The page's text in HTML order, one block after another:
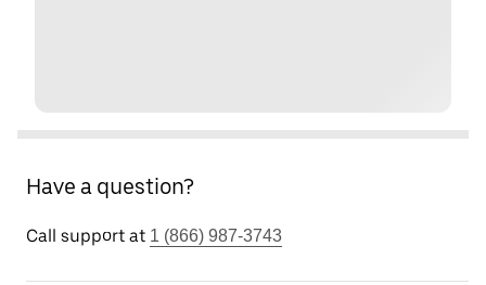
Have a question?
Call support at 1 (866) 987-3743